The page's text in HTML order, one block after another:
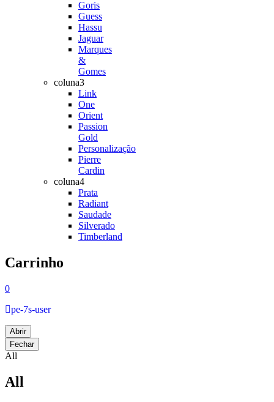
Goris
Guess
Hassu
Jaguar
Marques
&
Gomes
coluna3
Link
One
Orient
Passion
Gold
Personalização
Pierre
Cardin
coluna4
Prata
Radiant
Saudade
Silverado
Timberland
Carrinho
0
pe-7s-user
Abrir
Fechar
All
All